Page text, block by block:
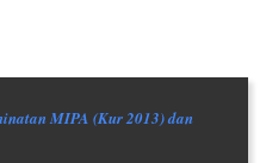
MIPA (Kur 2013) dan